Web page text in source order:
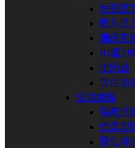
檯面式
嵌入式
傳統瓦
IH爐 |
電陶爐
專用功
排油煙機
隱藏式
標準型
歐化排